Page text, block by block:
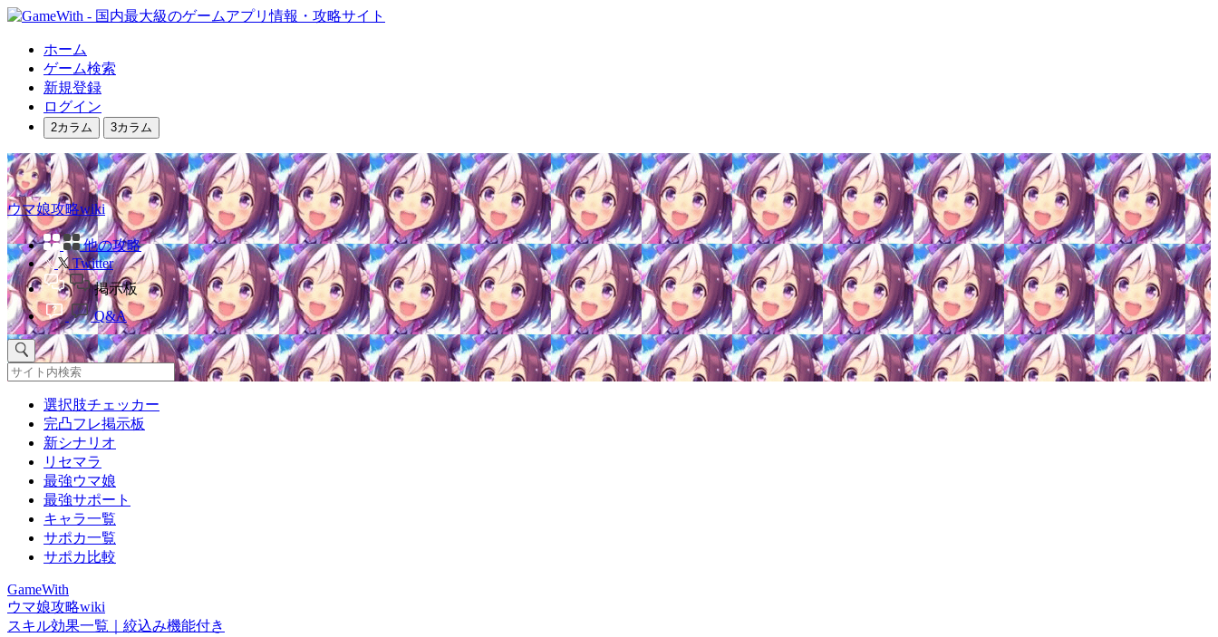
ホーム
ゲーム検索
新規登録
ログイン
2カラム 3カラム
ウマ娘攻略wiki
他の攻略
Twitter
掲示板
Q&A
選択肢チェッカー
完凸フレ掲示板
新シナリオ
リセマラ
最強ウマ娘
最強サポート
キャラ一覧
サポカ一覧
サポカ比較
GameWith
ウマ娘攻略wiki
スキル効果一覧｜絞込み機能付き